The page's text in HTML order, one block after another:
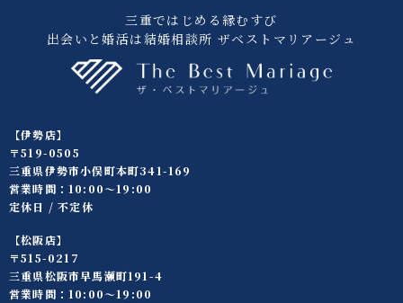
三重ではじめる縁むすび
出会いと婚活は結婚相談所 ザベストマリアージュ
【伊勢店】
〒519-0505
三重県伊勢市小俣町本町341-169
営業時間：10:00〜19:00
定休日 / 不定休
【松阪店】
〒515-0217
三重県松阪市早馬瀬町191-4
営業時間：10:00〜19:00